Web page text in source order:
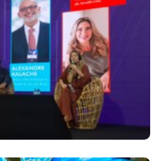
E Futuro Marcam
Week